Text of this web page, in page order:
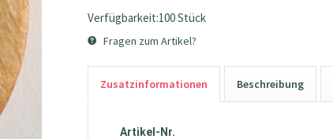
Verfügbarkeit:100 Stück
Fragen zum Artikel?
Zusatzinformationen Beschreibung
Artikel-Nr.